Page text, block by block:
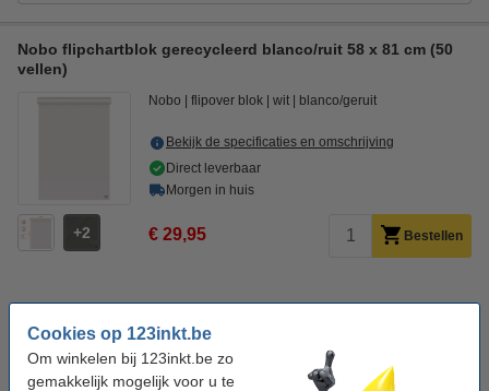
Cookies op 123inkt.be
Om winkelen bij 123inkt.be zo
gemakkelijk mogelijk voor u te
Nobo flipchartblok gerecycleerd blanco/ruit 58 x 81 cm (50
vellen)
2
Nobo flipover blok wit blanco/geruit
Bekijk de specificaties en omschrijving
Direct leverbaar
Morgen in huis
€ 29,95 Bestellen
123inkt flipoverblok blanco/ruit 65 x 98 cm (2 x 50 vellen)
€ 27,50